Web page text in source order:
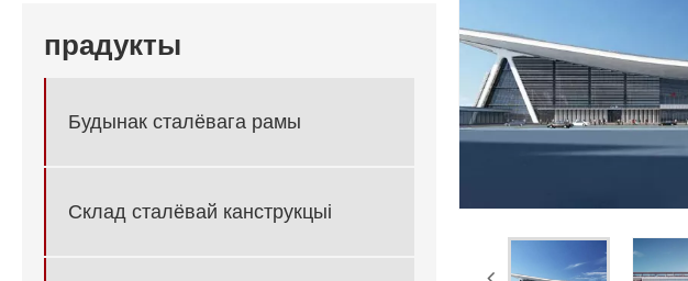
прадукты
Будынак сталёвага рамы
Склад сталёвай канструкцыі